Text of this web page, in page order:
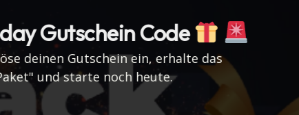
Gutschein Code
deinen Gutschein ein, erhalte das
und starte noch heute.